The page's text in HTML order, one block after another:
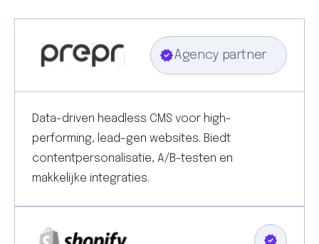
Agency partner
Data-driven headless CMS voor high-
performing, lead-gen websites. Biedt
contentpersonalisatie, A/B-testen en
makkelijke integraties.